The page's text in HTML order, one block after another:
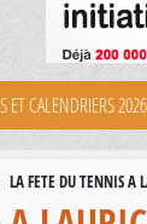
ET CALENDRIERS 2026
LA FETE DU TENNIS A